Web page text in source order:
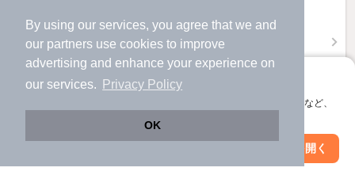
By using our services, you agree that we and
our partners use cookies to improve
advertising and enhance your experience on
our services.
Privacy Policy
OK
アプリに切り替えて、サクサクお部屋探し
会員登録なしですぐ使える。マップ検索やお気に入り保存など、
アプリを開く
（管理費4,000円）
提供
絞り込み条件を変更